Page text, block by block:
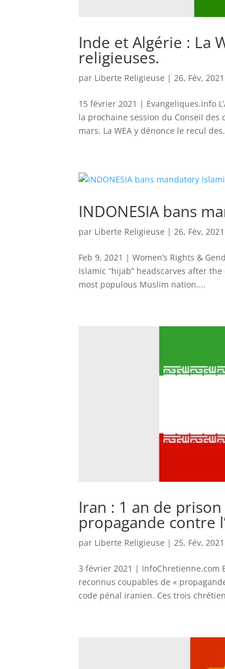
Inde et Algérie : La
religieuses.
par Liberte Religieuse | 26, Fév, 2021
15 février 2021 | Evangeliques.info
la prochaine session du Conseil des
mars. La WEA y dénonce le recul
INDONESIA bans
par Liberte Religieuse | 26, Fév, 2021
Feb 9, 2021 | Women’s Rights &
Islamic “hijab” headscarves after
most populous Muslim nation....
Iran : 1 an de
propagande contre
par Liberte Religieuse | 25, Fév, 2021
3 février 2021 | InfoChretienne.com
reconnus coupables de «
code pénal iranien. Ces trois